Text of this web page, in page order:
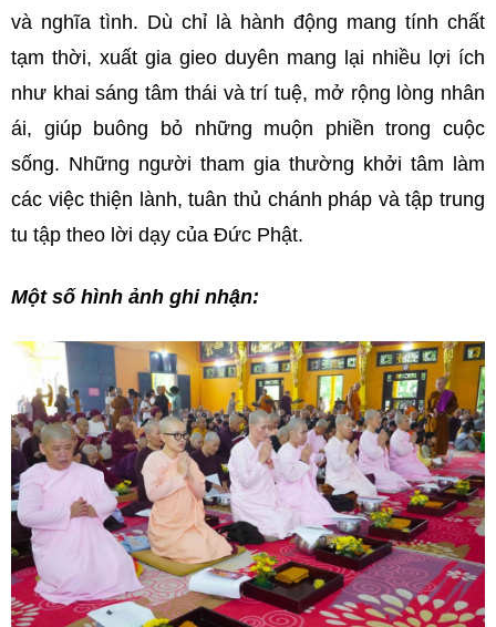
và nghĩa tình. Dù chỉ là hành động mang tính chất
tạm thời, xuất gia gieo duyên mang lại nhiều lợi ích
như khai sáng tâm thái và trí tuệ, mở rộng lòng nhân
ái, giúp buông bỏ những muộn phiền trong cuộc
sống. Những người tham gia thường khởi tâm làm
các việc thiện lành, tuân thủ chánh pháp và tập trung
tu tập theo lời dạy của Đức Phật.
Một số hình ảnh ghi nhận: